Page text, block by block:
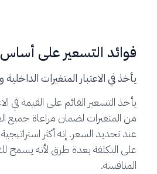
فوائد التسعير على أساس
يأخذ في الاعتبار المتغيرات الداخلية
يأخذ التسعير القائم على القيمة في
من المتغيرات لضمان مراعاة جميع
عند تحديد السعر. إنه أكثر استراتيجية
على التكلفة بعدة طرق لأنه يسمح
المنافسة.